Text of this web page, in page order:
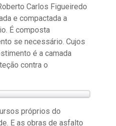
Carlos Figueiredo
e compactada a
É composta
se necessário. Cujos
é a camada
contra o
próprios do
E as obras de asfalto